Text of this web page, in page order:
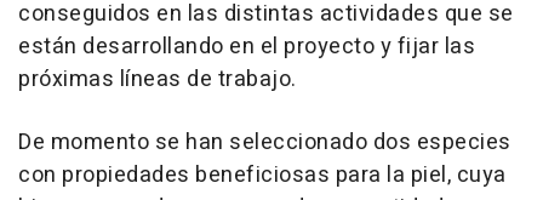
conseguidos en las distintas actividades que se
están desarrollando en el proyecto y fijar las
próximas líneas de trabajo.
De momento se han seleccionado dos especies
con propiedades beneficiosas para la piel, cuya